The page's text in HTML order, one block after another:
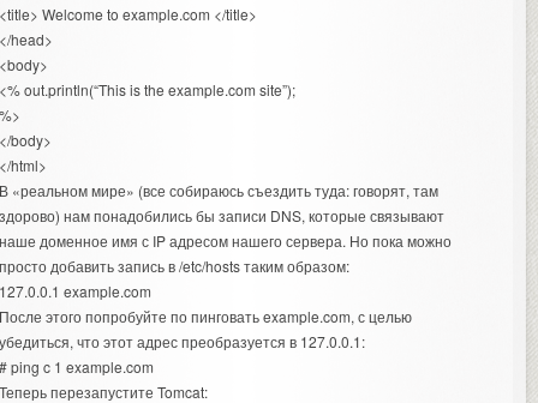
Welcome to example.com </title>
head>
out.println(“This is the example.com site”);
body>
html>
«реальном мире» (все собираюсь съездить туда: говорят, там
нам понадобились бы записи DNS, которые связывают
доменное имя с IP адресом нашего сервера. Но пока можно
добавить запись в /etc/hosts таким образом:
example.com
этого попробуйте по пинговать example.com, с целью
что этот адрес преобразуется в 127.0.0.1:
ping c 1 example.com
перезапустите Tomcat: